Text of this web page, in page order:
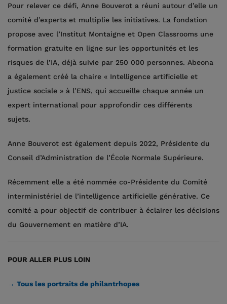
Pour relever ce défi, Anne Bouverot a réuni autour d’elle un
comité d’experts et multiplie les initiatives. La fondation
propose avec l’Institut Montaigne et Open Classrooms une
formation gratuite en ligne sur les opportunités et les
risques de l’IA, déjà suivie par 250 000 personnes. Abeona
a également créé la chaire « Intelligence artificielle et
justice sociale » à l’ENS, qui accueille chaque année un
expert international pour approfondir ces différents
sujets.
Anne Bouverot est également depuis 2022, Présidente du
Conseil d’Administration de l’École Normale Supérieure.
Récemment elle a été nommée co-Présidente du Comité
interministériel de l’intelligence artificielle générative. Ce
comité a pour objectif de contribuer à éclairer les décisions
du Gouvernement en matière d’IA.
POUR ALLER PLUS LOIN
→ Tous les portraits de philantrhopes